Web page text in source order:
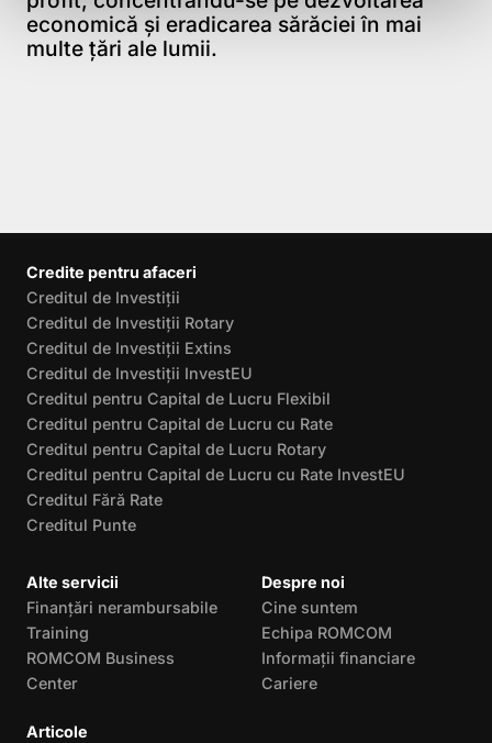
economică și eradicarea sărăciei în mai
multe țări ale lumii.
Credite pentru afaceri
Creditul de Investiții
Creditul de Investiții Rotary
Creditul de Investiții Extins
Creditul de Investiții InvestEU
Creditul pentru Capital de Lucru Flexibil
Creditul pentru Capital de Lucru cu Rate
Creditul pentru Capital de Lucru Rotary
Creditul pentru Capital de Lucru cu Rate InvestEU
Creditul Fără Rate
Creditul Punte
Alte servicii
Finanțări nerambursabile
Training
ROMCOM Business
Center
Articole
Despre noi
Cine suntem
Echipa ROMCOM
Informații financiare
Cariere